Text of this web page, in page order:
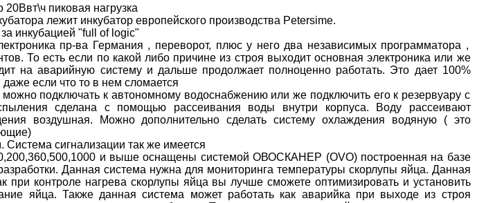
пиковая нагрузка
лежит инкубатор европейского производства Petersime.
инкубацией "full of logic"
пр-ва Германия , переворот, плюс у него два независимых программатора ,
То есть если по какой либо причине из строя выходит основная электроника или же
на аварийную систему и дальше продолжает полноценно работать. Это дает 100%
если что то в нем сломается
подключать к автономному водоснабжению или же подключить его к резервуару с
сделана с помощью рассеивания воды внутри корпуса. Воду рассеивают
воздушная. Можно дополнительно сделать систему охлаждения водяную ( это
сигнализации так же имеется
и выше оснащены системой ОВОСКАНЕР (OVO) построенная на базе
Данная система нужна для мониторинга температуры скорлупы яйца. Данная
при контроле нагрева скорлупы яйца вы лучше сможете оптимизировать и установить
яйца. Также данная система может работать как аварийка при выходе из строя